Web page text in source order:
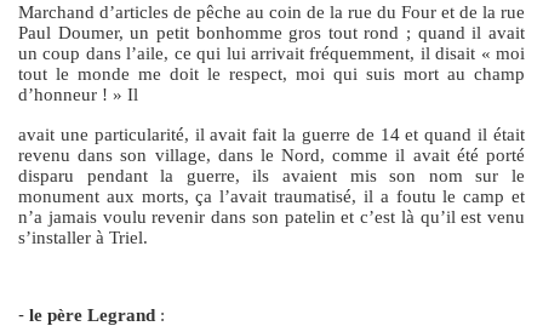
Marchand d’articles de pêche au coin de la rue du Four et de la rue
Paul Doumer, un petit bonhomme gros tout rond ; quand il avait
un coup dans l’aile, ce qui lui arrivait fréquemment, il disait « moi
tout le monde me doit le respect, moi qui suis mort au champ
d’honneur ! » Il
avait une particularité, il avait fait la guerre de 14 et quand il était
revenu dans son village, dans le Nord, comme il avait été porté
disparu pendant la guerre, ils avaient mis son nom sur le
monument aux morts, ça l’avait traumatisé, il a foutu le camp et
n’a jamais voulu revenir dans son patelin et c’est là qu’il est venu
s’installer à Triel.
- le père Legrand :